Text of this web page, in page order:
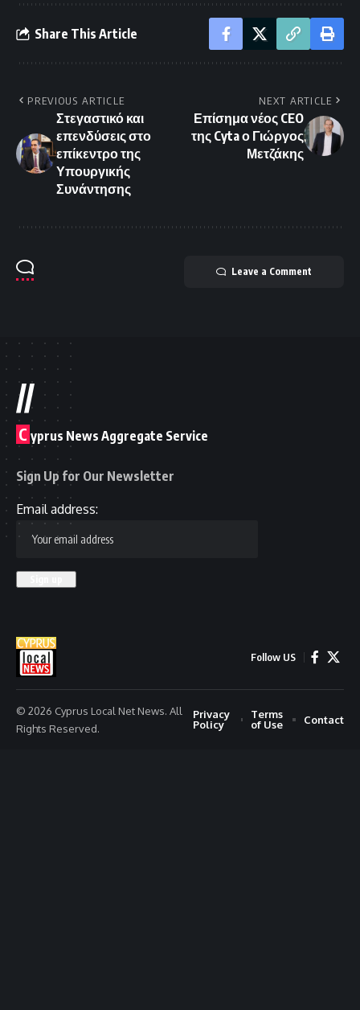
Share This Article
PREVIOUS ARTICLE
Στεγαστικό και
επενδύσεις στο
επίκεντρο της
Υπουργικής
Συνάντησης
NEXT ARTICLE
Επίσημα νέος CEO
της Cyta ο Γιώργος
Μετζάκης
Leave a Comment
//
C yprus News Aggregate Service
Sign Up for Our Newsletter
Email address:
Follow US
© 2026 Cyprus Local Net News. All
Rights Reserved.
Privacy
Policy
Terms
of Use
Contact